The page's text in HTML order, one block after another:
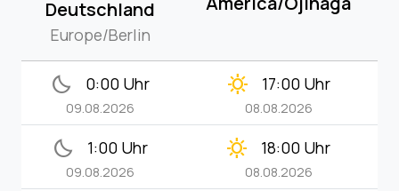
Deutschland
Europe/Berlin
bedtime 0:00 Uhr
09.08.2026
clear_day 17:00 Uhr
08.08.2026
bedtime 1:00 Uhr
09.08.2026
clear_day 18:00 Uhr
08.08.2026